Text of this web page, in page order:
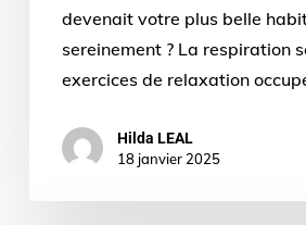
devenait votre plus belle
sereinement ? La respiration
exercices de relaxation
Hilda LEAL
18 janvier 2025